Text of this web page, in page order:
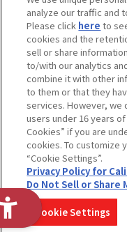
採用情報
サステナビリティ
お問い合わせ
ウェブサイトご利用条件 ソー
個人情報及び特定個人情報
Do Not Sell or Share My
カスタマーハラスメントに
analyze our traffic and
Please click here to
cookies and the
sell or share
to/with our analytics
combine it with other
to them or that they
services. However, we
users under 16 years
Cookies” if you are
cookies. To customize
“Cookie Settings”.
Privacy Policy for
Do Not Sell or Share
Cookie Settings